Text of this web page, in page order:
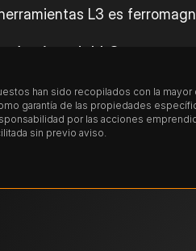
L3 es
térmico del L3
L3
acero grado herramienta
han sido recopilados con la
garantía de las propiedades
por las acciones
sin previo aviso.